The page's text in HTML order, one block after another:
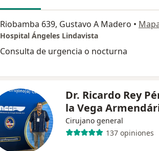
Riobamba 639, Gustavo A Madero •
Hospital Ángeles Lindavista
Consulta de urgencia o nocturna
Dr. Ricardo Rey
la Vega
Cirujano general
137 opiniones